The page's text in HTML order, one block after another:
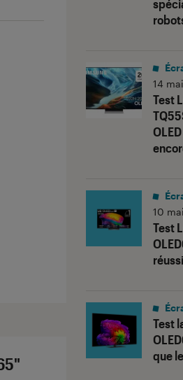
"Détail des sous notes"
Test
14
Test
10
Test
que